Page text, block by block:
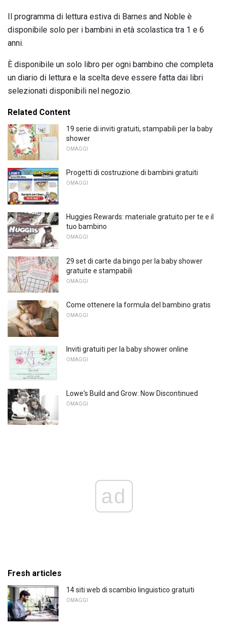
Il programma di lettura estiva di Barnes and Noble è
disponibile solo per i bambini in età scolastica tra 1 e 6
anni.
È disponibile un solo libro per ogni bambino che completa
un diario di lettura e la scelta deve essere fatta dai libri
selezionati disponibili nel negozio.
Related Content
19 serie di inviti gratuiti, stampabili per la baby
shower
OMAGGI
Progetti di costruzione di bambini gratuiti
OMAGGI
Huggies Rewards: materiale gratuito per te e il
tuo bambino
OMAGGI
29 set di carte da bingo per la baby shower
gratuite e stampabili
OMAGGI
Come ottenere la formula del bambino gratis
OMAGGI
Inviti gratuiti per la baby shower online
OMAGGI
Lowe's Build and Grow: Now Discontinued
OMAGGI
ad
Fresh articles
14 siti web di scambio linguistico gratuiti
OMAGGI